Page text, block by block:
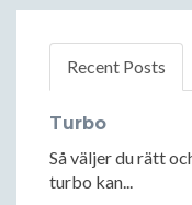
Recent Posts
Turbo
Så väljer du rätt
turbo kan...